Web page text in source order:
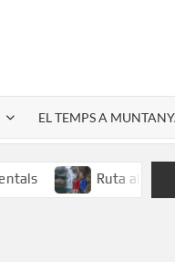
EL TEMPS A
Ruta al Salt de Sallent: